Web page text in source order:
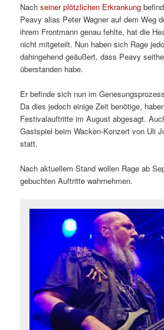
Nachseiner plötzlichen Erkrankung
Peavy alias Peter Wagner auf dem Weg
ihrem Frontmann genau fehlte, hat die
nicht mitgeteilt. Nun haben sich Rage
dahingehend geäußert, dass Peavy
überstanden habe.
Er befinde sich nun im
Da dies jedoch einige Zeit benötige,
Festivalauftritte im August abgesagt.
Gastspiel beim Wacken-Konzert von Uli
statt.
Nach aktuellem Stand wollen Rage ab
gebuchten Auftritte wahrnehmen.